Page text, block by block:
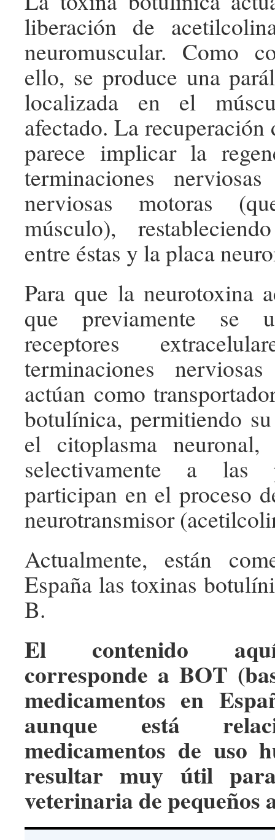
liberación de
neuromuscular. Como
ello, se produce una
localizada en el
afectado. La recuperación
parece implicar la
terminaciones
nerviosas motoras
músculo),
entre éstas y la placa
Para que la neurotoxina
que previamente se
receptores
terminaciones
actúan como
botulínica, permitiendo
el citoplasma
selectivamente a las
participan en el proceso
neurotransmisor
Actualmente, están
España las toxinas
B.
El contenido
corresponde a BOT
medicamentos en
aunque está
medicamentos de uso
resultar muy útil
veterinaria de pequeños